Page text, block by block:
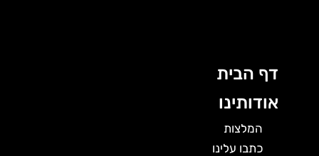
דף הבית
אודותינו
המלצות
כתבו עלינו